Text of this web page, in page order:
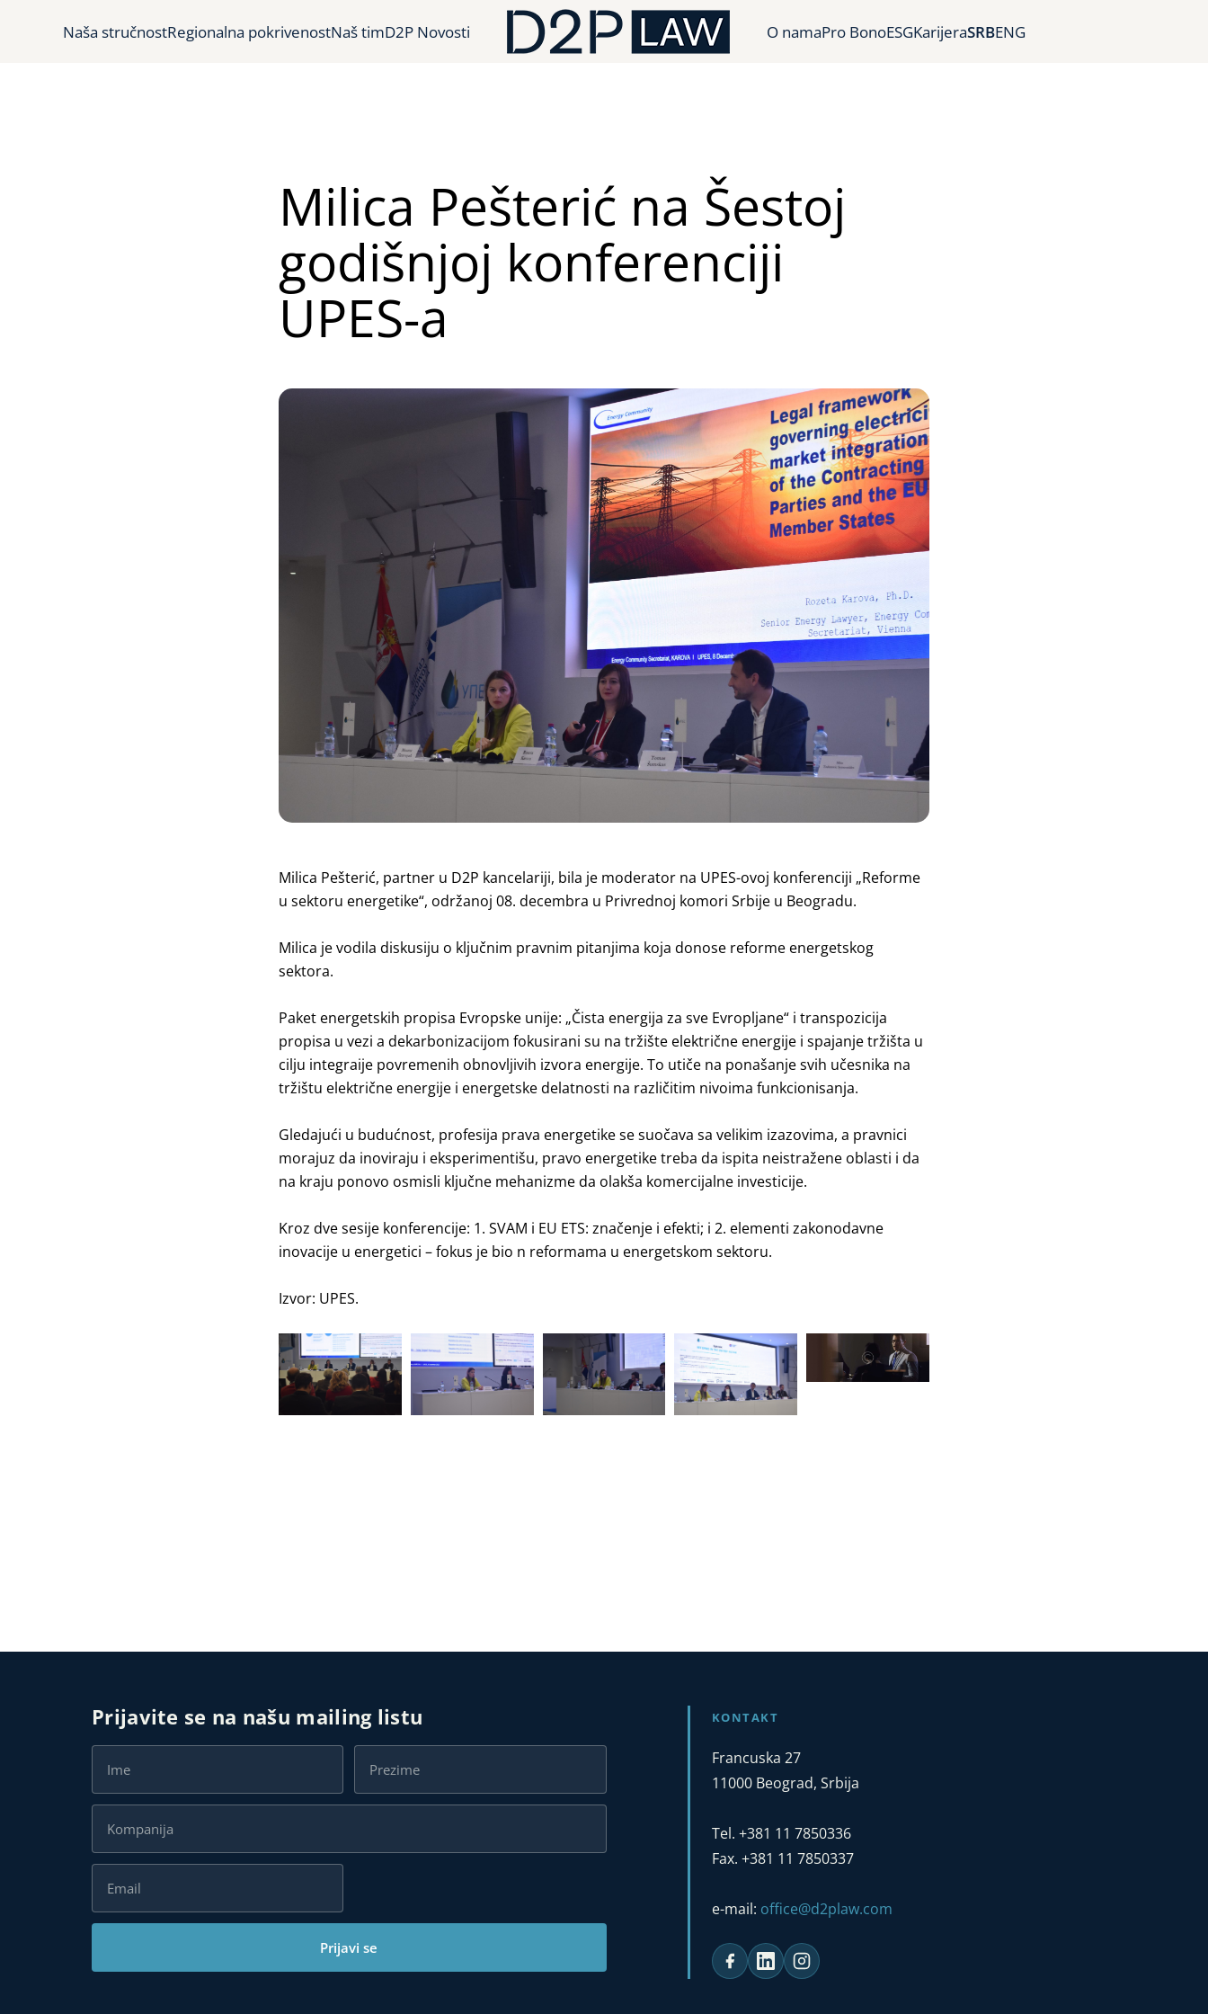
Naša stručnostRegionalna pokrivenostNaš timD2P Novosti O namaPro BonoESGKarijeraSRBENG
Milica Pešterić na Šestoj
godišnjoj konferenciji
UPES-a
Milica Pešterić, partner u D2P kancelariji, bila je moderator na UPES-ovoj konferenciji „Reforme
u sektoru energetike“, održanoj 08. decembra u Privrednoj komori Srbije u Beogradu.
Milica je vodila diskusiju o ključnim pravnim pitanjima koja donose reforme energetskog
sektora.
Paket energetskih propisa Evropske unije: „Čista energija za sve Evropljane“ i transpozicija
propisa u vezi a dekarbonizacijom fokusirani su na tržište električne energije i spajanje tržišta u
cilju integraije povremenih obnovljivih izvora energije. To utiče na ponašanje svih učesnika na
tržištu električne energije i energetske delatnosti na različitim nivoima funkcionisanja.
Gledajući u budućnost, profesija prava energetike se suočava sa velikim izazovima, a pravnici
morajuz da inoviraju i eksperimentišu, pravo energetike treba da ispita neistražene oblasti i da
na kraju ponovo osmisli ključne mehanizme da olakša komercijalne investicije.
Kroz dve sesije konferencije: 1. SVAM i EU ETS: značenje i efekti; i 2. elementi zakonodavne
inovacije u energetici – fokus je bio n reformama u energetskom sektoru.
Izvor: UPES.
Prijavite se na našu mailing listu
Prijavi se
KONTAKT
Francuska 27
11000 Beograd, Srbija
Tel. +381 11 7850336
Fax. +381 11 7850337
e-mail: office@d2plaw.com